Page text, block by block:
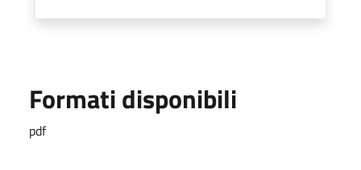
Formati disponibili
pdf